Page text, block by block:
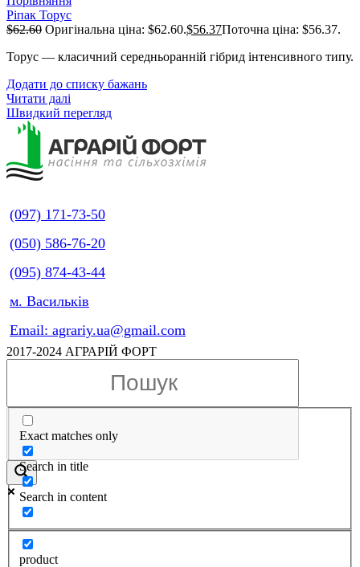
Ріпак Торус
$62.60 Оригінальна ціна: $62.60.$56.37Поточна ціна: $56.37.
Торус — класичний середньоранній гібрид інтенсивного типу.
Додати до списку бажань
Читати далі
Швидкий перегляд
(097) 171-73-50
(050) 586-76-20
(095) 874-43-44
м. Васильків
Email: agrariy.ua@gmail.com
2017-2024 АГРАРІЙ ФОРТ
Exact matches only
Search in title
Search in content
product